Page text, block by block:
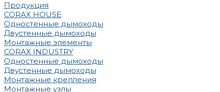
Продукция
CORAX HOUSE
Одностенные дымоходы
Двустенные дымоходы
Монтажные элементы
CORAX INDUSTRY
Одностенные дымоходы
Двустенные дымоходы
Монтажные крепления
Монтажные узлы